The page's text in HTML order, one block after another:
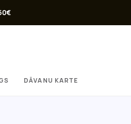
DĀVANU KARTE